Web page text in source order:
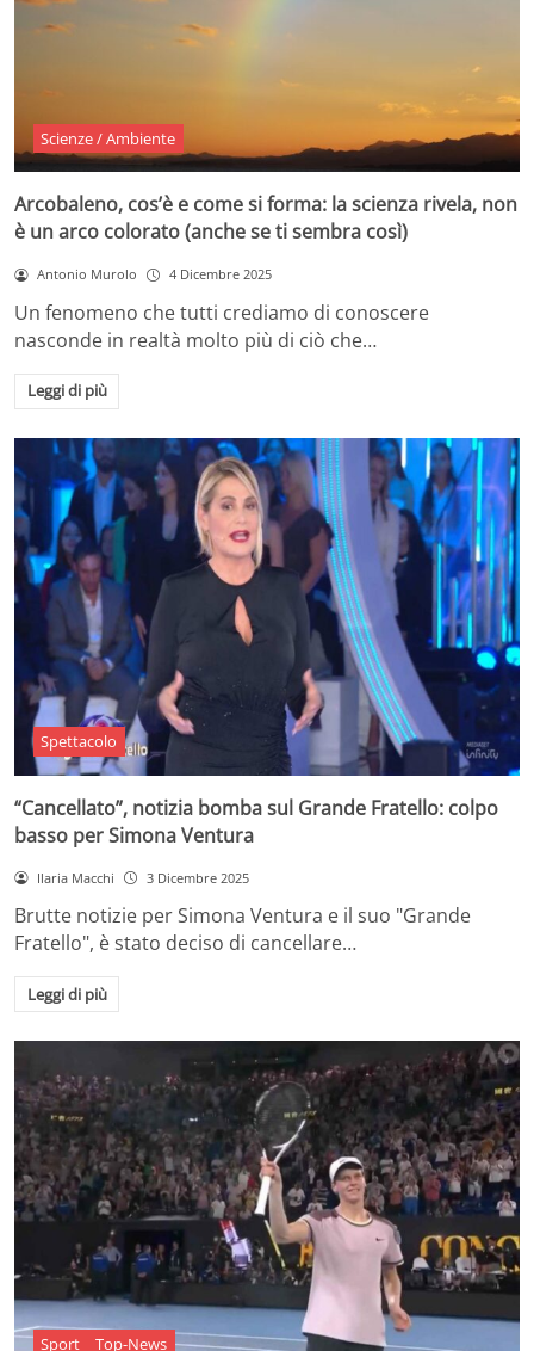
Scienze / Ambiente
Arcobaleno, cos’è e come si forma: la scienza rivela, non
è un arco colorato (anche se ti sembra così)
Antonio Murolo 4 Dicembre 2025
Un fenomeno che tutti crediamo di conoscere
nasconde in realtà molto più di ciò che…
Leggi di più
Spettacolo
“Cancellato”, notizia bomba sul Grande Fratello: colpo
basso per Simona Ventura
Ilaria Macchi 3 Dicembre 2025
Brutte notizie per Simona Ventura e il suo "Grande
Fratello", è stato deciso di cancellare…
Leggi di più
Sport Top-News